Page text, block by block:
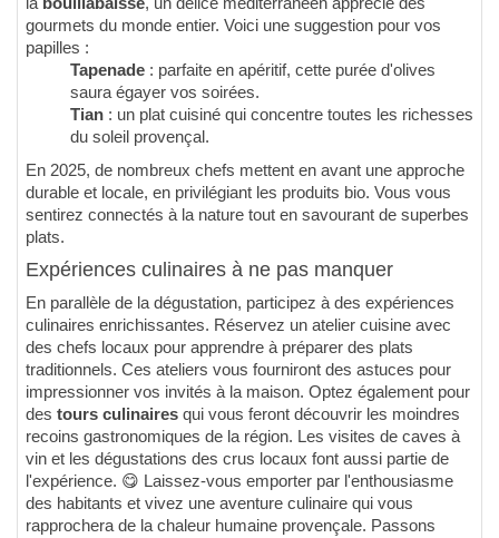
la bouillabaisse, un délice méditerranéen apprécié des
gourmets du monde entier. Voici une suggestion pour vos
papilles :
Tapenade : parfaite en apéritif, cette purée d'olives
saura égayer vos soirées.
Tian : un plat cuisiné qui concentre toutes les richesses
du soleil provençal.
En 2025, de nombreux chefs mettent en avant une approche
durable et locale, en privilégiant les produits bio. Vous vous
sentirez connectés à la nature tout en savourant de superbes
plats.
Expériences culinaires à ne pas manquer
En parallèle de la dégustation, participez à des expériences
culinaires enrichissantes. Réservez un atelier cuisine avec
des chefs locaux pour apprendre à préparer des plats
traditionnels. Ces ateliers vous fourniront des astuces pour
impressionner vos invités à la maison. Optez également pour
des tours culinaires qui vous feront découvrir les moindres
recoins gastronomiques de la région. Les visites de caves à
vin et les dégustations des crus locaux font aussi partie de
l'expérience. 😋 Laissez-vous emporter par l'enthousiasme
des habitants et vivez une aventure culinaire qui vous
rapprochera de la chaleur humaine provençale. Passons